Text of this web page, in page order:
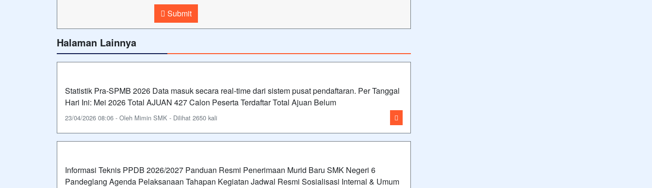
Submit
Halaman Lainnya
Statistik Pra-SPMB 2026 Data masuk secara real-time dari sistem pusat pendaftaran. Per Tanggal
Hari Ini: Mei 2026 Total AJUAN 427 Calon Peserta Terdaftar Total Ajuan Belum
23/04/2026 08:06 - Oleh Mimin SMK - Dilihat 2650 kali
Informasi Teknis PPDB 2026/2027 Panduan Resmi Penerimaan Murid Baru SMK Negeri 6
Pandeglang Agenda Pelaksanaan Tahapan Kegiatan Jadwal Resmi Sosialisasi Internal & Umum